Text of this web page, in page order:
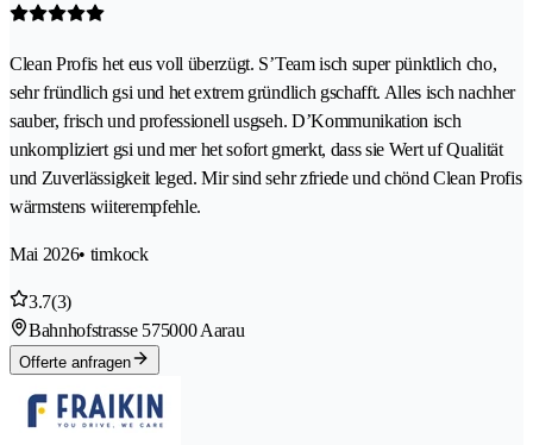
Clean Profis het eus voll überzügt. S’Team isch super pünktlich cho,
sehr fründlich gsi und het extrem gründlich gschafft. Alles isch nachher
sauber, frisch und professionell usgseh. D’Kommunikation isch
unkompliziert gsi und mer het sofort gmerkt, dass sie Wert uf Qualität
und Zuverlässigkeit leged. Mir sind sehr zfriede und chönd Clean Profis
wärmstens wiiterempfehle.
Mai 2026• timkock
3.7(3)
Bahnhofstrasse 575000 Aarau
Offerte anfragen